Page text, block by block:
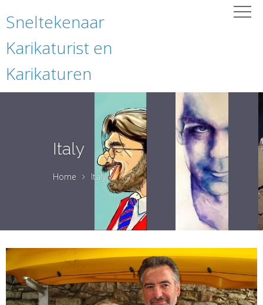
Sneltekenaar
Karikaturist en
Karikaturen
Italy
Home Italy